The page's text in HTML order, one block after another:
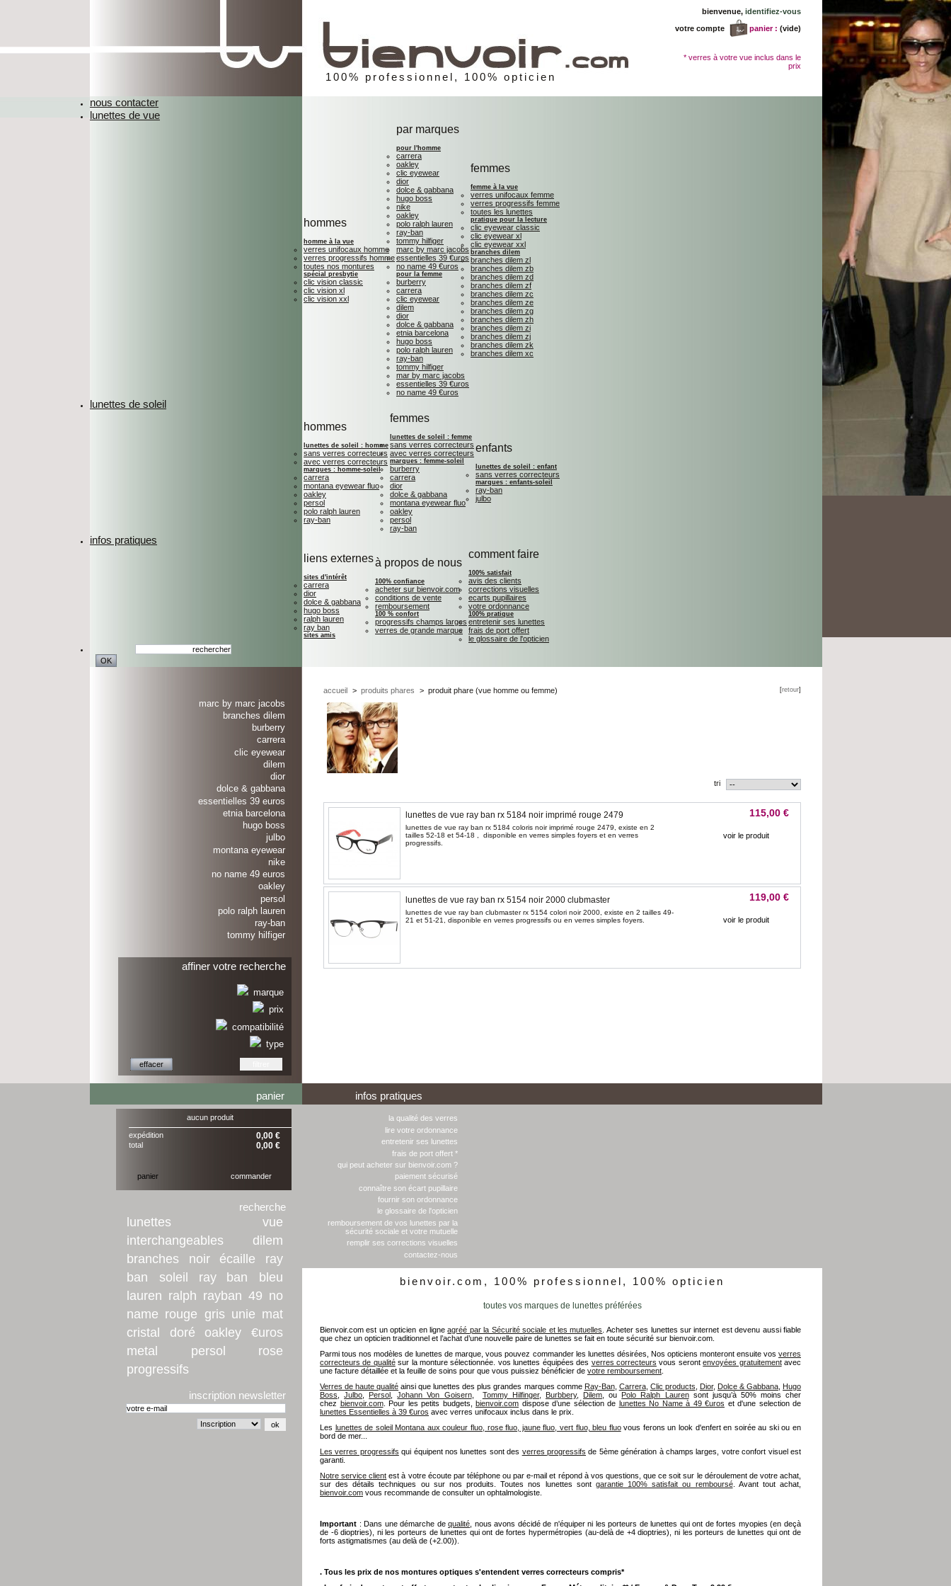
100% professionnel, 100% opticien
* verres à votre vue inclus dans le
prix
bienvenue, identifiez-vous
panier : (vide)
votre compte
nous contacter
lunettes de vue
hommes
homme à la vue
verres unifocaux homme
verres progressifs homme
toutes nos montures
spécial presbytie
clic vision classic
clic vision xl
clic vision xxl
par marques
pour l'homme
carrera
oakley
clic eyewear
dior
dolce & gabbana
hugo boss
nike
oakley
polo ralph lauren
ray-ban
tommy hilfiger
marc by marc jacobs
essentielles 39 €uros
no name 49 €uros
pour la femme
burberry
carrera
clic eyewear
dilem
dior
dolce & gabbana
etnia barcelona
hugo boss
polo ralph lauren
ray-ban
tommy hilfiger
mar by marc jacobs
essentielles 39 €uros
no name 49 €uros
femmes
femme à la vue
verres unifocaux femme
verres progressifs femme
toutes les lunettes
pratique pour la lecture
clic eyewear classic
clic eyewear xl
clic eyewear xxl
branches dilem
branches dilem zl
branches dilem zb
branches dilem zd
branches dilem zf
branches dilem zc
branches dilem ze
branches dilem zg
branches dilem zh
branches dilem zi
branches dilem zj
branches dilem zk
branches dilem xc
lunettes de soleil
hommes
lunettes de soleil : homme
sans verres correcteurs
avec verres correcteurs
marques : homme-soleil
carrera
montana eyewear fluo
oakley
persol
polo ralph lauren
ray-ban
femmes
lunettes de soleil : femme
sans verres correcteurs
avec verres correcteurs
marques : femme-soleil
burberry
carrera
dior
dolce & gabbana
montana eyewear fluo
oakley
persol
ray-ban
enfants
lunettes de soleil : enfant
sans verres correcteurs
marques : enfants-soleil
ray-ban
julbo
infos pratiques
liens externes
sites d'intérêt
carrera
dior
dolce & gabbana
hugo boss
ralph lauren
ray ban
sites amis
à propos de nous
100% confiance
acheter sur bienvoir.com
conditions de vente
remboursement
100 % confort
progressifs champs larges
verres de grande marque
comment faire
100% satisfait
avis des clients
corrections visuelles
ecarts pupillaires
votre ordonnance
100% pratique
entretenir ses lunettes
frais de port offert
le glossaire de l'opticien
marc by marc jacobs
branches dilem
burberry
carrera
clic eyewear
dilem
dior
dolce & gabbana
essentielles 39 euros
etnia barcelona
hugo boss
julbo
montana eyewear
nike
no name 49 euros
oakley
persol
polo ralph lauren
ray-ban
tommy hilfiger
affiner votre recherche
marque
prix
compatibilité
type
accueil > produits phares > produit phare (vue homme ou femme) [retour]
tri
lunettes de vue ray ban rx 5184 noir imprimé rouge 2479
lunettes de vue ray ban rx 5184 coloris noir imprimé rouge 2479, existe en 2
tailles 52-18 et 54-18 , disponible en verres simples foyers et en verres
progressifs.
115,00 €
voir le produit
lunettes de vue ray ban rx 5154 noir 2000 clubmaster
lunettes de vue ray ban clubmaster rx 5154 colori noir 2000, existe en 2 tailles 49-
21 et 51-21, disponible en verres progressifs ou en verres simples foyers.
119,00 €
voir le produit
panier
aucun produit
expédition 0,00 €
total 0,00 €
panier commander
recherche
lunettes
vue
interchangeables
dilem
branches
noir écaille
ray
ban
soleil ray ban
bleu
lauren ralph rayban 49 no
name rouge gris unie mat
cristal
doré oakley
€uros
metal
persol
rose
progressifs
inscription newsletter
infos pratiques
la qualité des verres
lire votre ordonnance
entretenir ses lunettes
frais de port offert *
qui peut acheter sur bienvoir.com ?
paiement sécurisé
connaître son écart pupillaire
fournir son ordonnance
le glossaire de l'opticien
remboursement de vos lunettes par la
sécurité sociale et votre mutuelle
remplir ses corrections visuelles
contactez-nous
bienvoir.com, 100% professionnel, 100% opticien
toutes vos marques de lunettes préférées
Bienvoir.com est un opticien en ligneagréé par la Sécurité sociale et les mutuelles. Acheter ses lunettes sur internet est devenu aussi fiable
que chez un opticien traditionnel et l’achat d’une nouvelle paire de lunettes se fait en toute sécurité sur bienvoir.com.
Parmi tous nos modèles de lunettes de marque, vous pouvez commander les lunettes désirées, Nos opticiens monteront ensuite vos verres
correcteurs de qualitésur la monture sélectionnée. vos lunettes équipées des verres correcteurs vous serontenvoyées gratuitementavec
une facture détaillée et la feuille de soins pour que vous puissiez bénéficier de votre remboursement.
Verres de haute qualité ainsi que lunettes des plus grandes marques comme Ray-Ban, Carrera, Clic products, Dior, Dolce & Gabbana, Hugo
Boss,Julbo, Persol ,Johann Von Goisern, Tommy Hilfinger, Burbbery, Dilem, ou Polo Ralph Laurensont jusqu’à 50% moins cher
chez bienvoir.com. Pour les petits budgets, bienvoir.com dispose d’une sélection de lunettes No Name à 49 €uros et d'une selection de
lunettes Essentielles à 39 €uros avec verres unifocaux inclus dans le prix.
Les lunettes de soleil Montana aux couleur fluo, rose fluo, jaune fluo, vert fluo, bleu fluovous ferons un look d'enfert en soirée au ski ou en
bord de mer...
Les verres progressifs qui équipent nos lunettes sont des verres progressifs de 5ème génération à champs larges, votre confort visuel est
garanti.
Notre service client est à votre écoute par téléphone ou par e-mail et répond à vos questions, que ce soit sur le déroulement de votre achat,
sur des détails techniques ou sur nos produits. Toutes nos lunettes sont garantie 100% satisfait ou remboursé. Avant tout achat,
bienvoir.com vous recommande de consulter un ophtalmologiste.
Important : Dans une démarche dequalité, nous avons décidé de n'équiper ni les porteurs de lunettes qui ont de fortes myopies (en deçà
de -6 dioptries), ni les porteurs de lunettes qui ont de fortes hypermétropies (au-delà de +4 dioptries), ni les porteurs de lunettes qui ont de
forts astigmatismes (au delà de (+2.00)).
. Tous les prix de nos montures optiques s'entendent verres correcteurs compris*